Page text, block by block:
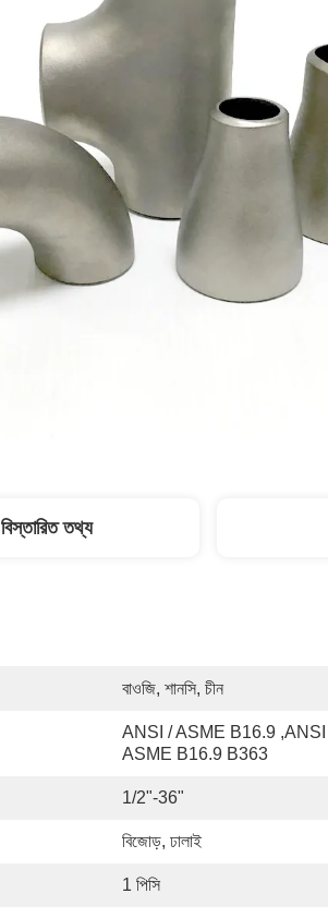
বিস্তারিত তথ্য
বাওজি, শানসি, চীন
ANSI / ASME B16.9 ,ANSI
ASME B16.9 B363
1/2"-36"
বিজোড়, ঢালাই
1 পিসি